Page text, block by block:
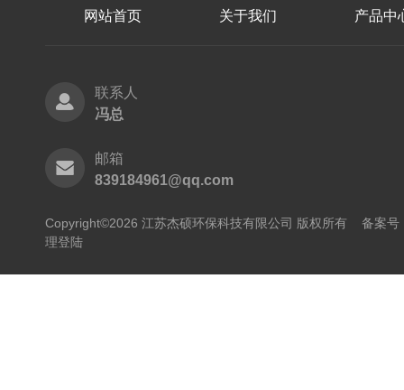
网站首页 关于我们 产品中
联系人
冯总
邮箱
839184961@qq.com
Copyright©2026 江苏杰硕环保科技有限公司 版权所有 备案号
理登陆